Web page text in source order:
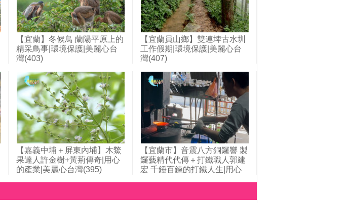
【宜蘭】冬候鳥 蘭陽平原上的
精采鳥事|環境保護|美麗心台
灣(403)
【宜蘭員山鄉】雙連埤古水圳
工作假期|環境保護|美麗心台
灣(407)
【嘉義中埔＋屏東內埔】木鱉
果達人許金樹+黃荊傳奇|用心
的產業|美麗心台灣(395)
【宜蘭市】音震八方銅鑼響 製
鑼藝精代代傳＋打鐵職人郭建
宏 千錘百鍊的打鐵人生|用心